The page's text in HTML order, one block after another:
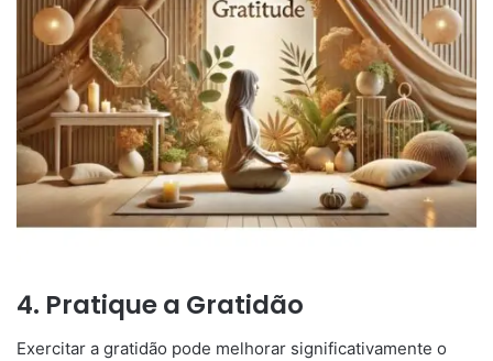
4. Pratique a Gratidão
Exercitar a gratidão pode melhorar significativamente o